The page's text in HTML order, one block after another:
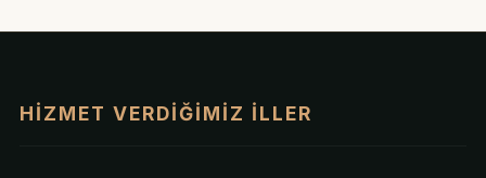
HIZMET VERDIĞIMIZ İLLER